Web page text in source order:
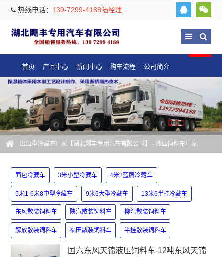
热线电话： 139-7299-4188陆经理
首页 产品中心 新闻中心 购车流程 公司简介
出口型冷藏车厂家【湖北飓丰专用汽车有限公司】 - 液压饲料车厂家
面包冷藏车 3米小型冷藏车 4米2蓝牌冷藏车
5米1-6米8中型冷藏车 9米6大型冷藏车 13米6半挂冷藏车
东风散装饲料车 陕汽散装饲料车 柳汽散装饲料车
解放散装饲料车 福田散装饲料车 半挂散装饲料车
国六东风天锦液压饲料车-12吨东风天锦